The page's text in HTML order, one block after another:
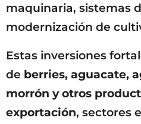
maquinaria, sistemas
modernización de
Estas inversiones
de berries, aguacate,
morrón y otros
exportación, sectores